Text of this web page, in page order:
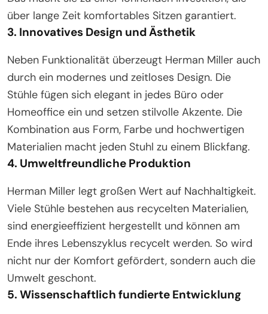
über lange Zeit komfortables Sitzen garantiert.
3. Innovatives Design und Ästhetik
Neben Funktionalität überzeugt Herman Miller auch
durch ein modernes und zeitloses Design. Die
Stühle fügen sich elegant in jedes Büro oder
Homeoffice ein und setzen stilvolle Akzente. Die
Kombination aus Form, Farbe und hochwertigen
Materialien macht jeden Stuhl zu einem Blickfang.
4. Umweltfreundliche Produktion
Herman Miller legt großen Wert auf Nachhaltigkeit.
Viele Stühle bestehen aus recycelten Materialien,
sind energieeffizient hergestellt und können am
Ende ihres Lebenszyklus recycelt werden. So wird
nicht nur der Komfort gefördert, sondern auch die
Umwelt geschont.
5. Wissenschaftlich fundierte Entwicklung